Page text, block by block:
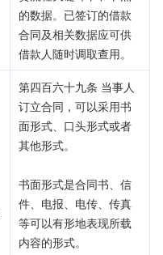
的数据。已签订的借款
合同及相关数据应可供
借款人随时调取查用。
第四百六十九条 当事人
订立合同，可以采用书
面形式、口头形式或者
其他形式。
书面形式是合同书、信
件、电报、电传、传真
等可以有形地表现所载
内容的形式。